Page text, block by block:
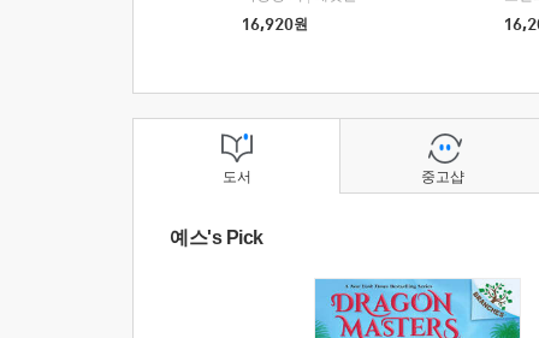
16,920원
도서
예스's Pick
중고샵